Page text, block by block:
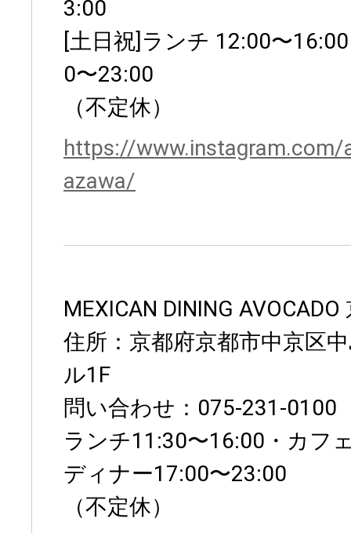
3:00
[土日祝]ランチ 12:00〜
0〜23:00
（不定休）
https://www.instagram.com/
azawa/
MEXICAN DINING AVOCADO
住所：京都府京都市中京区
ル1F
問い合わせ：075-231-0100
ランチ11:30〜16:00・カフ
ディナー17:00〜23:00
（不定休）